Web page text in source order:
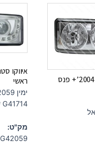
איווקו יורוקרגו 2004’+ פנס
ראשי
ימין G42059
G41714 שמאל
מק"ט:
G42059